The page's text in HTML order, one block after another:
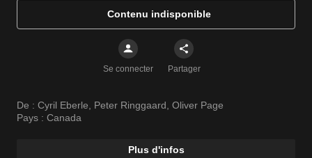
Contenu indisponible
Se connecter Partager
De : Cyril Eberle Peter Ringgaard Oliver Page
Pays : Canada
Plus d'infos